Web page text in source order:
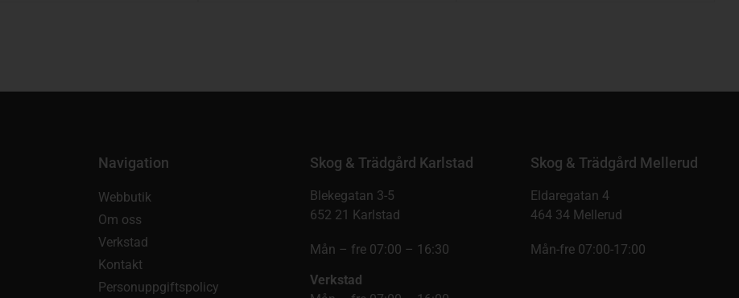
Navigation
Webbutik
Om oss
Verkstad
Kontakt
Personuppgiftspolicy
Skog & Trädgård Karlstad
Blekegatan 3-5
652 21 Karlstad
Mån – fre 07:00 – 16:30
Verkstad
Skog & Trädgård Mellerud
Eldaregatan 4
464 34 Mellerud
Mån-fre 07:00-17:00